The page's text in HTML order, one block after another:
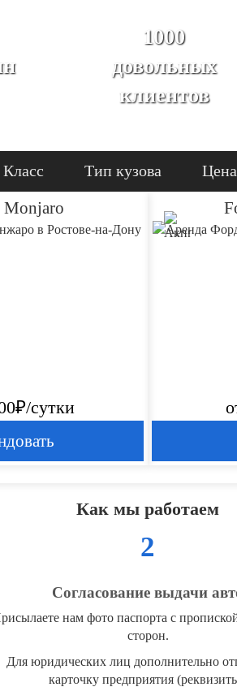
1000
довольных
клиентов
Класс Тип кузова Цена
Monjaro
сутки
Как мы работаем
2
Согласование выдачи
нам фото паспорта с
сторон.
Для юридических лиц дополнительно
карточку предприятия